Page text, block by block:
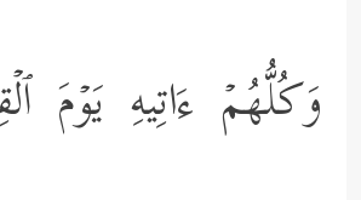
وَكُلُّهُمۡ ءَاتِیهِ یَوۡمَ